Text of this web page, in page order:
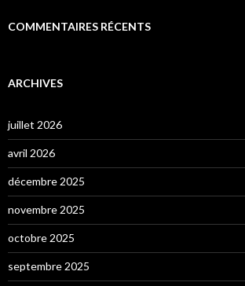
COMMENTAIRES RÉCENTS
ARCHIVES
juillet 2026
avril 2026
décembre 2025
novembre 2025
octobre 2025
septembre 2025